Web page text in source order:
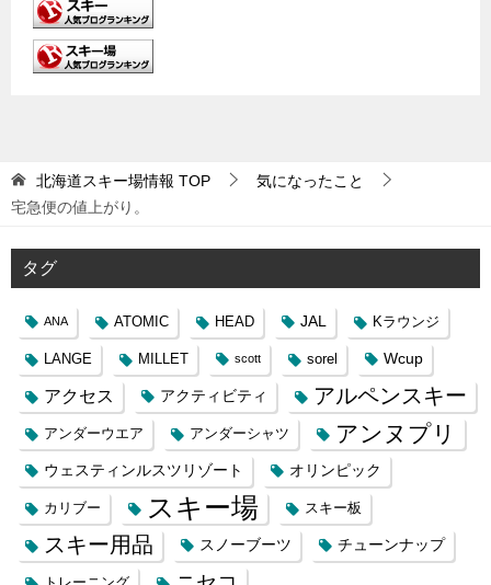
北海道スキー場情報 TOP
気になったこと
宅急便の値上がり。
タグ
ANA ATOMIC HEAD JAL Kラウンジ
LANGE MILLET scott sorel Wcup
アクセス アクティビティ アルペンスキー
アンダーウエア アンダーシャツ アンヌプリ
ウェスティンルスツリゾート オリンピック
カリブー スキー場 スキー板
スキー用品 スノーブーツ チューンナップ